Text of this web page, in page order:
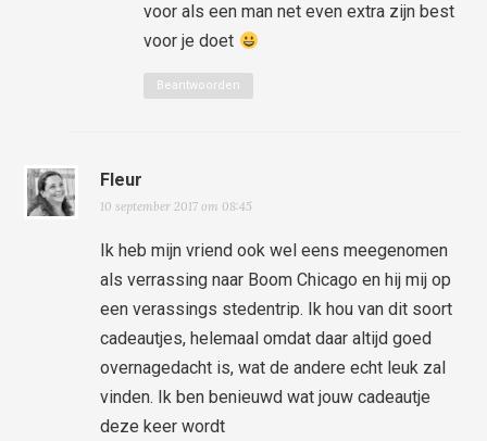
voor als een man net even extra zijn best
voor je doet
Beantwoorden
Fleur
10 september 2017 om 08:45
Ik heb mijn vriend ook wel eens meegenomen
als verrassing naar Boom Chicago en hij mij op
een verassings stedentrip. Ik hou van dit soort
cadeautjes, helemaal omdat daar altijd goed
overnagedacht is, wat de andere echt leuk zal
vinden. Ik ben benieuwd wat jouw cadeautje
deze keer wordt